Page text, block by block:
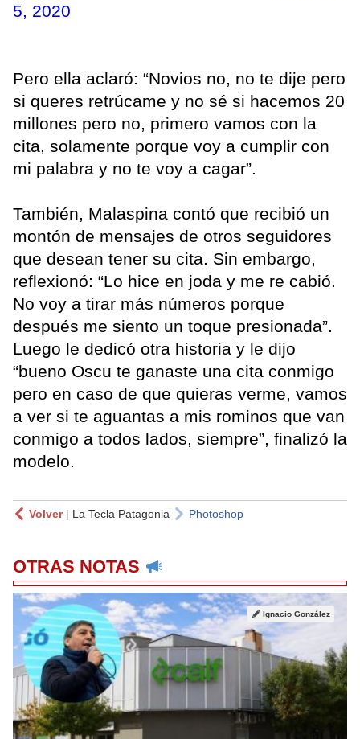
5, 2020
Pero ella aclaró: “Novios no, no te dije pero
si queres retrúcame y no sé si hacemos 20
millones pero no, primero vamos con la
cita, solamente porque voy a cumplir con
mi palabra y no te voy a cagar”.
También, Malaspina contó que recibió un
montón de mensajes de otros seguidores
que desean tener su cita. Sin embargo,
reflexionó: “Lo hice en joda y me re cabió.
No voy a tirar más números porque
después me siento un toque presionada”.
Luego le dedicó otra historia y le dijo
“bueno Oscu te ganaste una cita conmigo
pero en caso de que quieras verme, vamos
a ver si te aguantas a mis rominos que van
conmigo a todos lados, siempre”, finalizó la
modelo.
Volver| La Tecla Patagonia Photoshop
OTRAS NOTAS
Ignacio González